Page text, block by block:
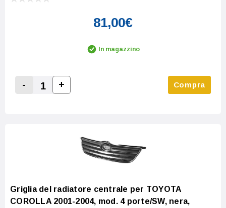
81,00€
In magazzino
Decrease Quantity:
-
Increase Quantity:
+ Compra
Griglia del radiatore centrale per TOYOTA
COROLLA 2001-2004, mod. 4 porte/SW, nera,